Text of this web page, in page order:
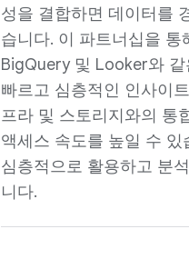
성을 결합하면 데이터를
습니다. 이 파트너십을
BigQuery 및 Looker와
빠르고 심층적인 인사이
프라 및 스토리지와의 통
액세스 속도를 높일 수
심층적으로 활용하고 분
니다.